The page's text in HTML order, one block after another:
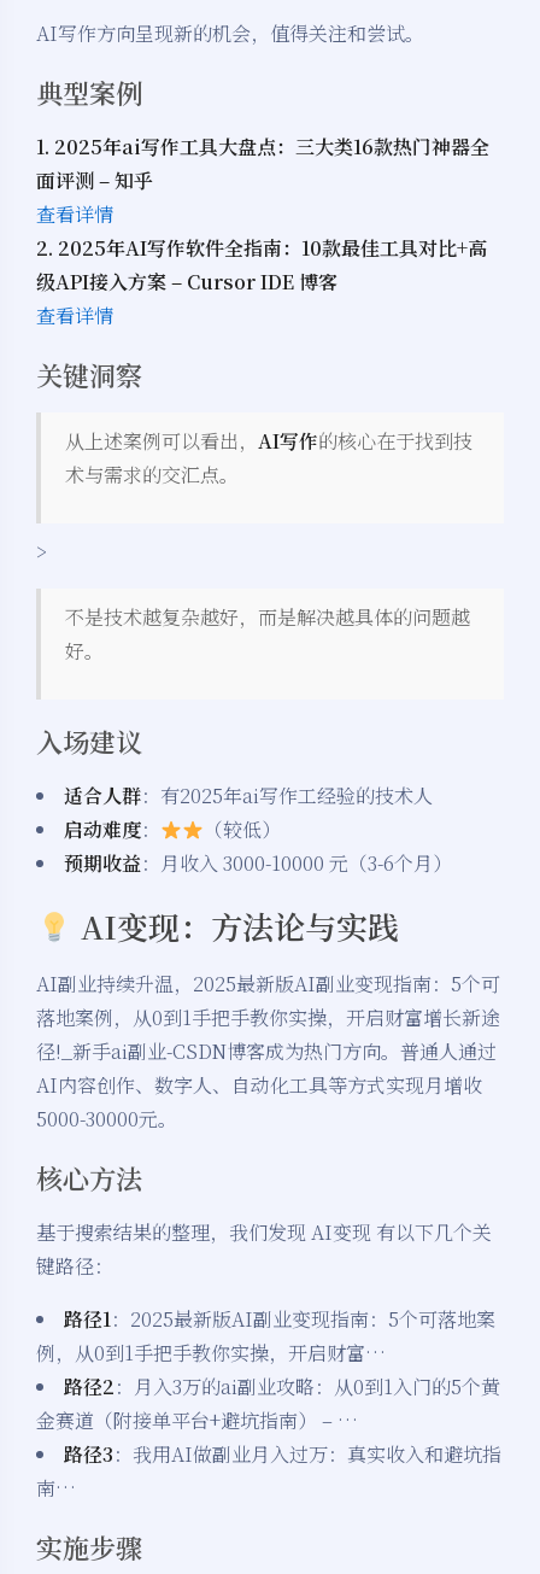
AI写作方向呈现新的机会，值得关注和尝试。
典型案例
1. 2025年ai写作工具大盘点：三大类16款热门神器全
面评测 – 知乎
查看详情
2. 2025年AI写作软件全指南：10款最佳工具对比+高
级API接入方案 – Cursor IDE 博客
查看详情
关键洞察
从上述案例可以看出， AI写作的核心在于找到技
术与需求的交汇点。
>
不是技术越复杂越好，而是解决越具体的问题越
好。
入场建议
适合人群：有2025年ai写作工经验的技术人
启动难度：
（较低）
预期收益：月收入 3000-10000 元（3-6个月）
AI变现：方法论与实践
AI副业持续升温，2025最新版AI副业变现指南：5个可
落地案例，从0到1手把手教你实操，开启财富增长新途
径!_新手ai副业-CSDN博客成为热门方向。普通人通过
AI内容创作、数字人、自动化工具等方式实现月增收
5000-30000元。
核心方法
基于搜索结果的整理，我们发现 AI变现 有以下几个关
键路径：
路径1：2025最新版AI副业变现指南：5个可落地案
例，从0到1手把手教你实操，开启财富…
路径2：月入3万的ai副业攻略：从0到1入门的5个黄
金赛道（附接单平台+避坑指南） – …
路径3：我用AI做副业月入过万：真实收入和避坑指
南…
实施步骤